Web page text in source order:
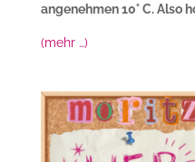
angenehmen 10° C. Also
(mehr …)